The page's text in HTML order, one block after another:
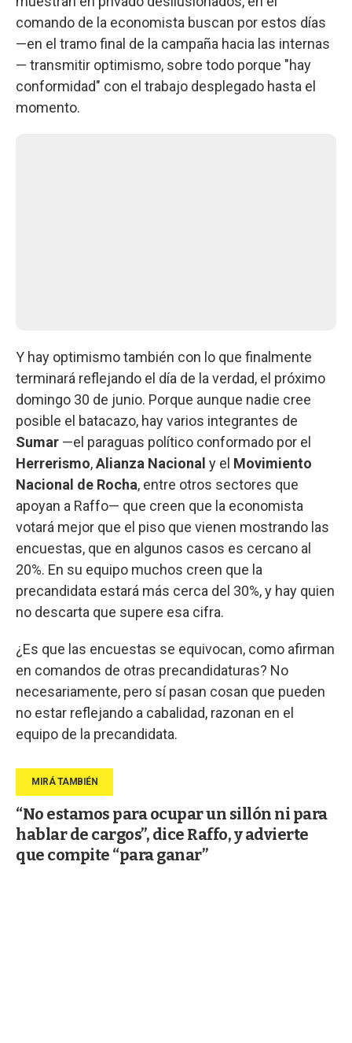
comando de la economista buscan por estos días
—en el tramo final de la campaña hacia las internas
— transmitir optimismo, sobre todo porque "hay
conformidad" con el trabajo desplegado hasta el
momento.
Y hay optimismo también con lo que finalmente
terminará reflejando el día de la verdad, el próximo
domingo 30 de junio. Porque aunque nadie cree
posible el batacazo, hay varios integrantes de
Sumar —el paraguas político conformado por el
Herrerismo,Alianza Nacional y el Movimiento
Nacional de Rocha, entre otros sectores que
apoyan a Raffo— que creen que la economista
votará mejor que el piso que vienen mostrando las
encuestas, que en algunos casos es cercano al
20%. En su equipo muchos creen que la
precandidata estará más cerca del 30%, y hay quien
no descarta que supere esa cifra.
¿Es que las encuestas se equivocan, como afirman
en comandos de otras precandidaturas? No
necesariamente, pero sí pasan cosan que pueden
no estar reflejando a cabalidad, razonan en el
equipo de la precandidata.
“No estamos para ocupar un sillón ni para
hablar de cargos”, dice Raffo, y advierte
que compite “para ganar”